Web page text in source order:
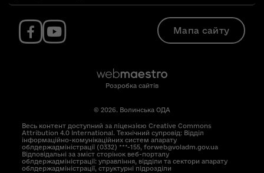
Мапа сайту
Розробка сайтів
© 2026. Волинська ОДА
Весь контент доступний за ліцензією Creative Commons
Attribution 4.0 International. Технічний супровід: Відділ
інформаційно-комунікаційних систем апарату
облдержадміністрації (0332) ***-155, forweb@voladm.gov.ua
Відповідальні за зміст сторінок веб-порталу
облдержадміністрації: управління, відділи та сектори апарату
облдержадміністрації, структурні підрозділи